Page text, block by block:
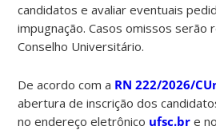
candidatos e avaliar eventuais
impugnação. Casos omissos serão
Conselho Universitário.
De acordo com a RN 222/2026/
abertura de inscrição dos
no endereço eletrônico ufsc.br e